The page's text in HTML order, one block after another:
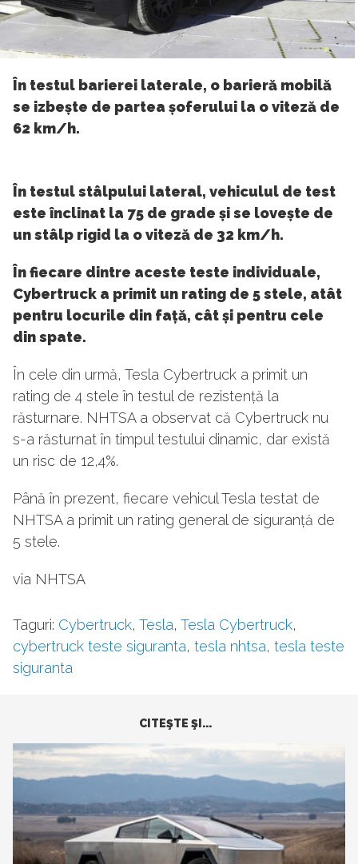
În testul barierei laterale, o barieră mobilă
se izbește de partea șoferului la o viteză de
62 km/h.
În testul stâlpului lateral, vehiculul de test
este înclinat la 75 de grade și se lovește de
un stâlp rigid la o viteză de 32 km/h.
În fiecare dintre aceste teste individuale,
Cybertruck a primit un rating de 5 stele, atât
pentru locurile din față, cât și pentru cele
din spate.
În cele din urmă, Tesla Cybertruck a primit un
rating de 4 stele în testul de rezistență la
răsturnare. NHTSA a observat că Cybertruck nu
s-a răsturnat în timpul testului dinamic, dar există
un risc de 12,4%.
Până în prezent, fiecare vehicul Tesla testat de
NHTSA a primit un rating general de siguranță de
5 stele.
via NHTSA
Taguri: Cybertruck, Tesla, Tesla Cybertruck,
cybertruck teste siguranta, tesla nhtsa, tesla teste
siguranta
CITEŞTE ŞI...